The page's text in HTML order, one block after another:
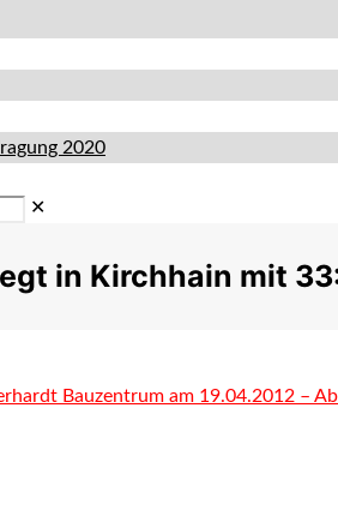
2020
✕
in Kirchhain mit
Bauzentrum am 19.04.2012 –